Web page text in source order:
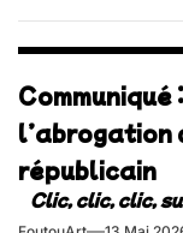
Communiqué
l’abrogation
républicain​